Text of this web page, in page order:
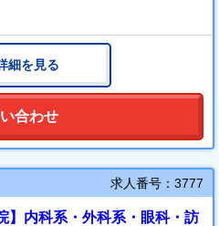
ながら、高収入を実現できる求
ても、ご相談に応じます。
細を見る
合わせ
求人番号：3777
】内科系・外科系・眼科・訪